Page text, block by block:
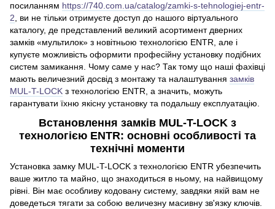
посиланням https://740.com.ua/catalog/zamki-s-tehnologiej-entr-
2, ви не тільки отримуєте доступ до нашого віртуального
каталогу, де представлений великий асортимент дверних
замків «мультилок» з новітньою технологією ENTR, але і
купуєте можливість оформити професійну установку подібних
систем замикання. Чому саме у нас? Так тому що наші фахівці
мають величезний досвід з монтажу та налаштування замків
MUL-T-LOCK з технологією ENTR, а значить, можуть
гарантувати їхню якісну установку та подальшу експлуатацію.
Встановлення замків MUL-T-LOCK з
технологією ENTR: основні особливості та
технічні моменти
Установка замку MUL-T-LOCK з технологією ENTR убезпечить
ваше житло та майно, що знаходиться в ньому, на найвищому
рівні. Він має особливу кодовану систему, завдяки якій вам не
доведеться тягати за собою величезну масивну зв'язку ключів.